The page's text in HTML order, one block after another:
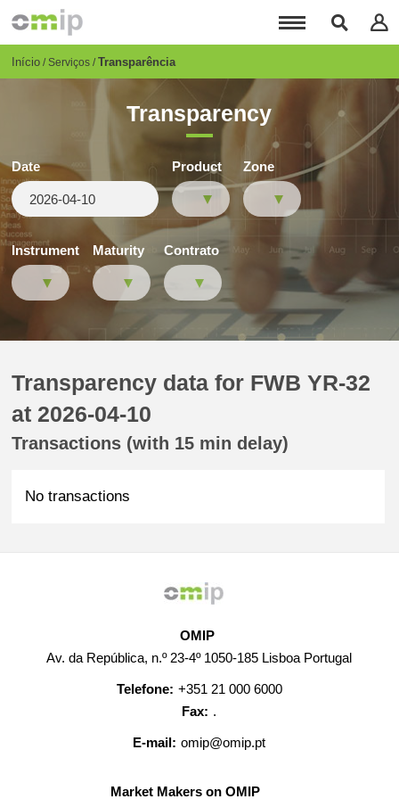
para
conteúdo
Breadcrumb
Início Serviços Transparência
Transparency
Date Product Zone
Instrument Maturity Contrato
Transparency data for FWB YR-32
at 2026-04-10
Transactions (with 15 min delay)
No transactions
OMIP
Av. da República, n.º 23-4º 1050-185 Lisboa Portugal
Telefone: +351 21 000 6000
Fax: .
E-mail: omip@omip.pt
Market Makers on OMIP